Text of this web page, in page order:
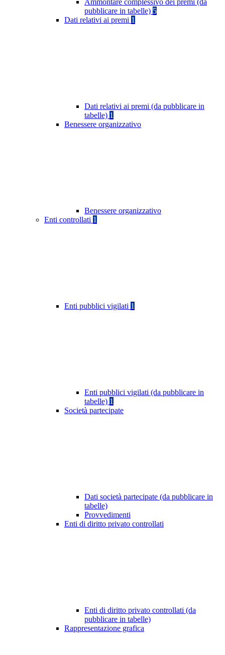
Ammontare complessivo dei premi (da
pubblicare in tabelle) 5
Dati relativi ai premi 1
Dati relativi ai premi (da pubblicare in
tabelle) 1
Benessere organizzativo
Benessere organizzativo
Enti controllati 1
Enti pubblici vigilati 1
Enti pubblici vigilati (da pubblicare in
tabelle) 1
Società partecipate
Dati società partecipate (da pubblicare in
tabelle)
Provvedimenti
Enti di diritto privato controllati
Enti di diritto privato controllati (da
pubblicare in tabelle)
Rappresentazione grafica